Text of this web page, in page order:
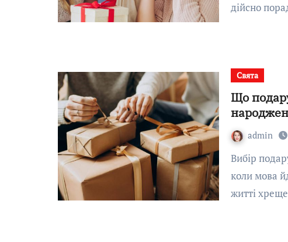
дійсно
Свята
Що
admin
Вибір подарунка – це завжди відповідальна справа,
коли мова
житті